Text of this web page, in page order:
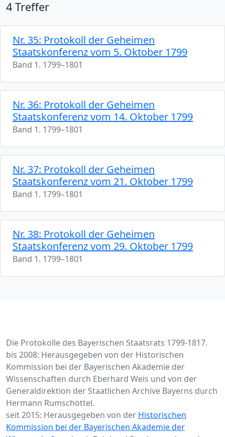
4 Treffer
Nr. 35: Protokoll der Geheimen
Staatskonferenz vom 5. Oktober 1799
Band 1. 1799–1801
Nr. 36: Protokoll der Geheimen
Staatskonferenz vom 14. Oktober 1799
Band 1. 1799–1801
Nr. 37: Protokoll der Geheimen
Staatskonferenz vom 21. Oktober 1799
Band 1. 1799–1801
Nr. 38: Protokoll der Geheimen
Staatskonferenz vom 29. Oktober 1799
Band 1. 1799–1801
Die Protokolle des Bayerischen Staatsrats 1799-1817.
bis 2008: Herausgegeben von der Historischen
Kommission bei der Bayerischen Akademie der
Wissenschaften durch Eberhard Weis und von der
Generaldirektion der Staatlichen Archive Bayerns durch
Hermann Rumschöttel.
seit 2015: Herausgegeben von der Historischen
Kommission bei der Bayerischen Akademie der